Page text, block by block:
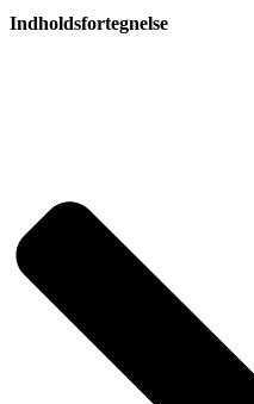
Indholdsfortegnelse